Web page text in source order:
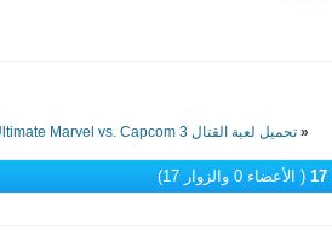
« تحميل لعبة القتال Ultimate Marvel vs. Capcom 3 نسخة Repack من FitGirl بحجم 1.73 جيجا
( الأعضاء 0 والزوار 17)